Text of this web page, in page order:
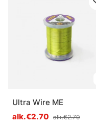
Ultra Wire ME
alk.€2.70 alk.€2.70